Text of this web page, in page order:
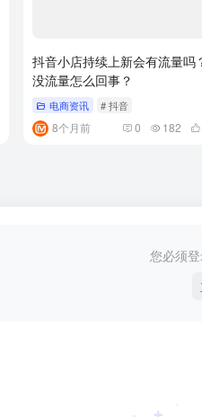
抖音小店持续上新会有流量吗
没流量怎么回事？
电商资讯 # 抖音
8个月前 0 182
您必须